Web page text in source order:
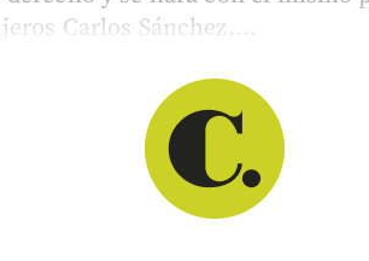
Carlos Sánchez,...